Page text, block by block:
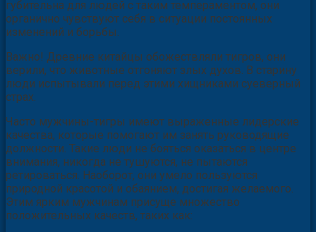
губительна для людей с таким темпераментом, они
органично чувствуют себя в ситуации постоянных
изменений и борьбы.
Важно! Древние китайцы обожествляли тигров, они
верили, что животные отгоняют злых духов. В старину
люди испытывали перед этими хищниками суеверный
страх.
Часто мужчины-тигры имеют выраженные лидерские
качества, которые помогают им занять руководящие
должности. Такие люди не бояться оказаться в центре
внимания, никогда не тушуются, не пытаются
ретироваться. Наоборот, они умело пользуются
природной красотой и обаянием, достигая желаемого.
Этим ярким мужчинам присуще множество
положительных качеств, таких как: